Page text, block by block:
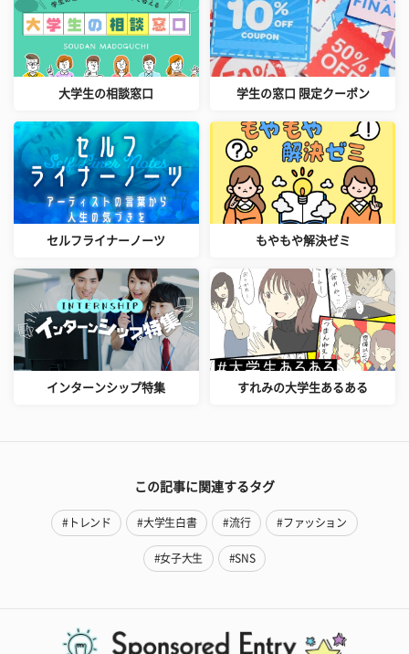
大学生の相談窓口 学生の窓口 限定クーポン
セルフライナーノーツ もやもや解決ゼミ
インターンシップ特集 すれみの大学生あるある
この記事に関連するタグ
#トレンド #大学生白書 #流行 #ファッション
#女子大生 #SNS